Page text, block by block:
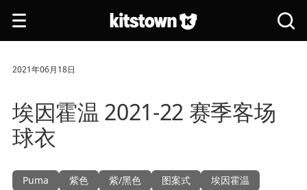
打
开
航
搜
索
2021年06月18日
埃因霍温 2021-22 赛季客场
球衣
Puma 紫色 紫/黑色 图案式
埃因霍温